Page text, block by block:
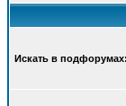
Искать в подфорумах: